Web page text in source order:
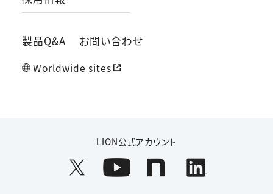
製品Q&A お問い合わせ
Worldwide sites
LION公式アカウント